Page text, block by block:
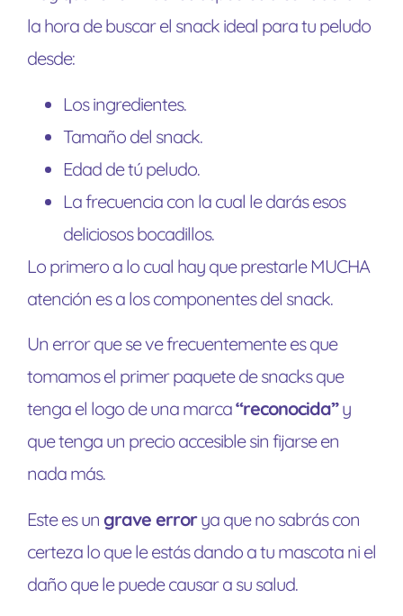
la hora de buscar el snack ideal para tu peludo
desde:
Los ingredientes.
Tamaño del snack.
Edad de tú peludo.
La frecuencia con la cual le darás esos
deliciosos bocadillos.
Lo primero a lo cual hay que prestarle MUCHA
atención es a los componentes del snack.
Un error que se ve frecuentemente es que
tomamos el primer paquete de snacks que
tenga el logo de una marca“reconocida”y
que tenga un precio accesible sin fijarse en
nada más.
Este es un grave errorya que no sabrás con
certeza lo que le estás dando a tu mascota ni el
daño que le puede causar a su salud.